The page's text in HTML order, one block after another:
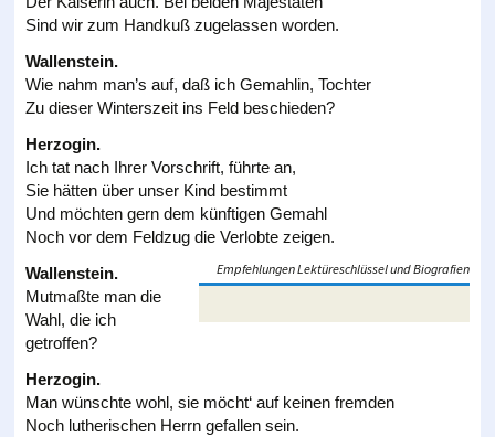
Sind wir zum Handkuß zugelassen worden.
Wallenstein.
Wie nahm man’s auf, daß ich Gemahlin, Tochter
Zu dieser Winterszeit ins Feld beschieden?
Herzogin.
Ich tat nach Ihrer Vorschrift, führte an,
Sie hätten über unser Kind bestimmt
Und möchten gern dem künftigen Gemahl
Noch vor dem Feldzug die Verlobte zeigen.
Empfehlungen Lektüreschlüssel und Biografien
Wallenstein.
Mutmaßte man die
Wahl, die ich
getroffen?
Herzogin.
Man wünschte wohl, sie möcht‘ auf keinen fremden
Noch lutherischen Herrn gefallen sein.